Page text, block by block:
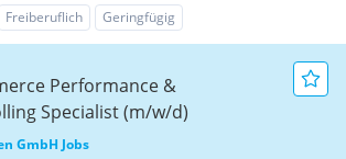
Freiberuflich Geringfügig
Performance &
Specialist (m/w/d)
GmbH Jobs